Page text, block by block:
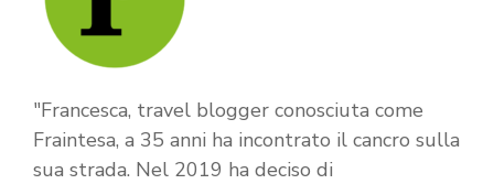
"Francesca, travel blogger conosciuta come
Fraintesa, a 35 anni ha incontrato il cancro sulla
sua strada. Nel 2019 ha deciso di